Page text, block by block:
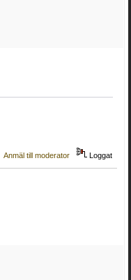
Anmäl till moderator Loggat